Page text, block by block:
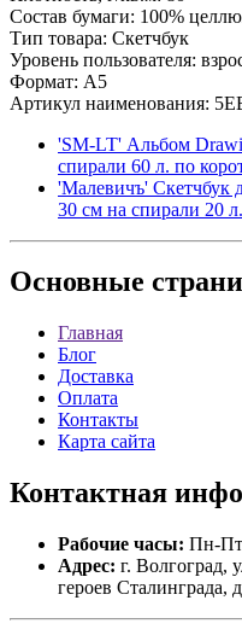
Состав бумаги: 100%
Тип товара: Скетчбук
Уровень пользователя:
Формат: A5
Артикул наименования:
'SM-LT' Альбом
спирали 60 л. по
'Малевичъ' Скетчбук
30 см на спирали 20
Основные
Главная
Блог
Доставка
Оплата
Контакты
Карта сайта
Контактная
Рабочие часы: Пн-
Адрес: г. Волгоград,
героев Сталинграда,